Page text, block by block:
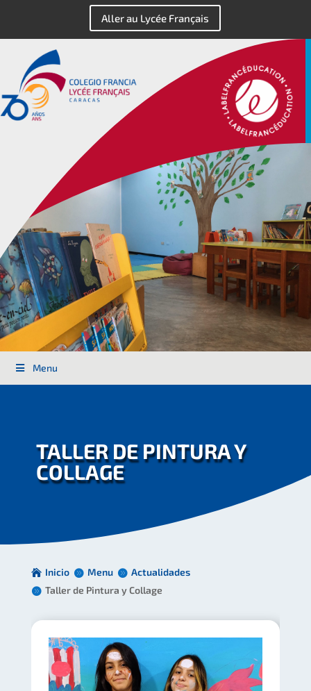
Aller au Lycée Français
Menu
TALLER DE PINTURA Y
COLLAGE
Inicio Menu
Actualidades
Taller de Pintura y Collage